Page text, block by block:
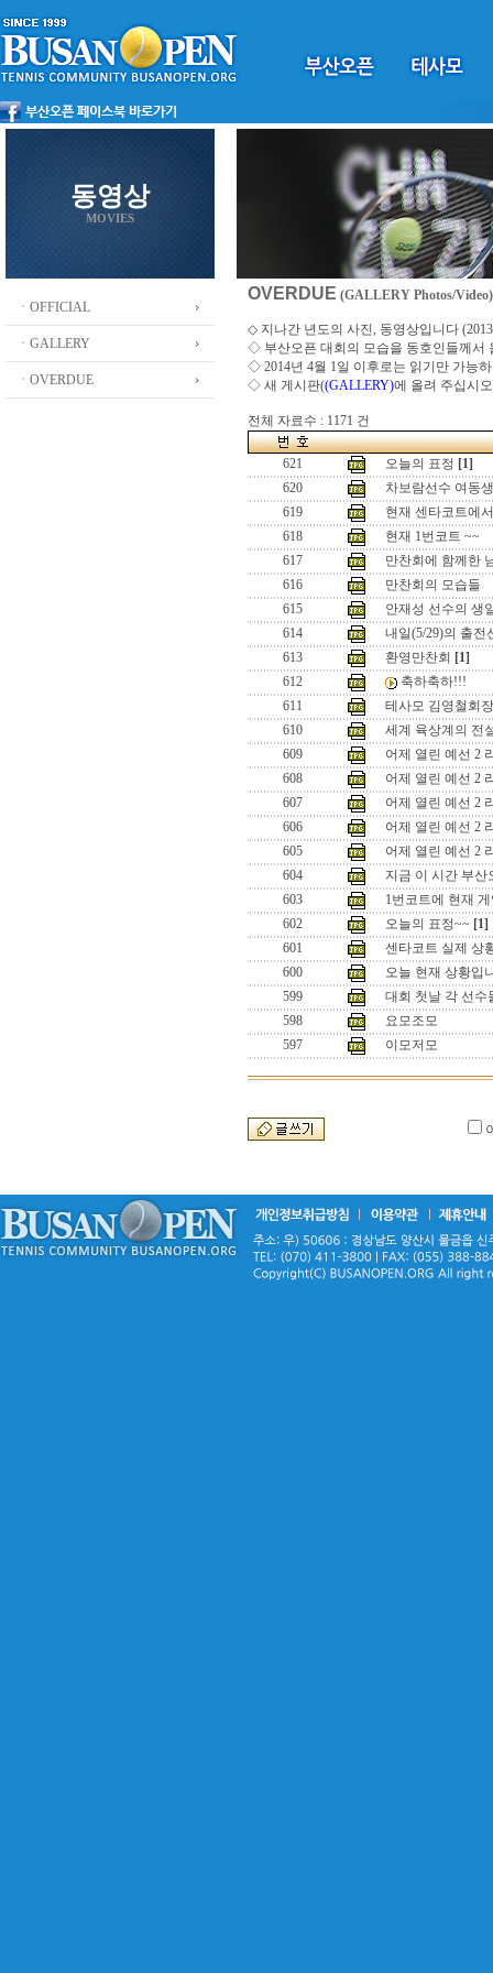
동영상
MOVIES
ㆍOFFICIAL
ㆍGALLERY
ㆍOVERDUE
OVERDUE (GALLERY Photos/Video)
◇ 지나간 년도의 사진, 동영상입니다
◇ 부산오픈 대회의 모습을 동호인들께서
◇ 2014년 4월 1일 이후로는 읽기만 가능
◇ 새 게시판((GALLERY)에 올려 주십시오
전체 자료수 : 1171 건
621 오늘의 표정 [1]
620
차보람선수 여동
619
현재 센타코트에
618
현재 1번코트 ~~
617
만찬회에 함께한
616
만찬회의 모습들
615
안재성 선수의 생
614
내일(5/29)의 출전
613
환영만찬회 [1]
612
축하축하!!!
611
테사모 김영철회
610
세계 육상계의 전
609
어제 열린 예선 2
608
어제 열린 예선 2
607
어제 열린 예선 2
606
어제 열린 예선 2
605
어제 열린 예선 2
604
지금 이 시간 부산
603
1번코트에 현재
602
오늘의 표정~~ [1]
601
센타코트 실제 상
600
오늘 현재 상황입
599
대회 첫날 각 선수
598
요모조모
597
이모저모